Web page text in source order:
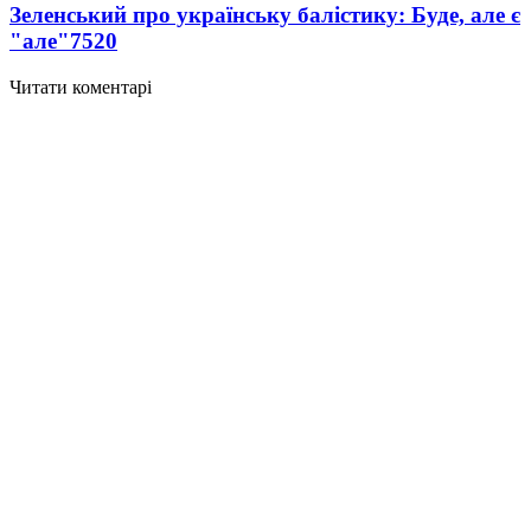
Зеленський про українську балістику: Буде, але є
"але"7520
Читати коментарі